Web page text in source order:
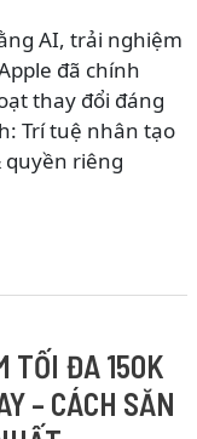
AI, trải nghiệm
đã chính
thay đổi đáng
Trí tuệ nhân tạo
quyền riêng
TỐI ĐA 150K
– CÁCH SĂN